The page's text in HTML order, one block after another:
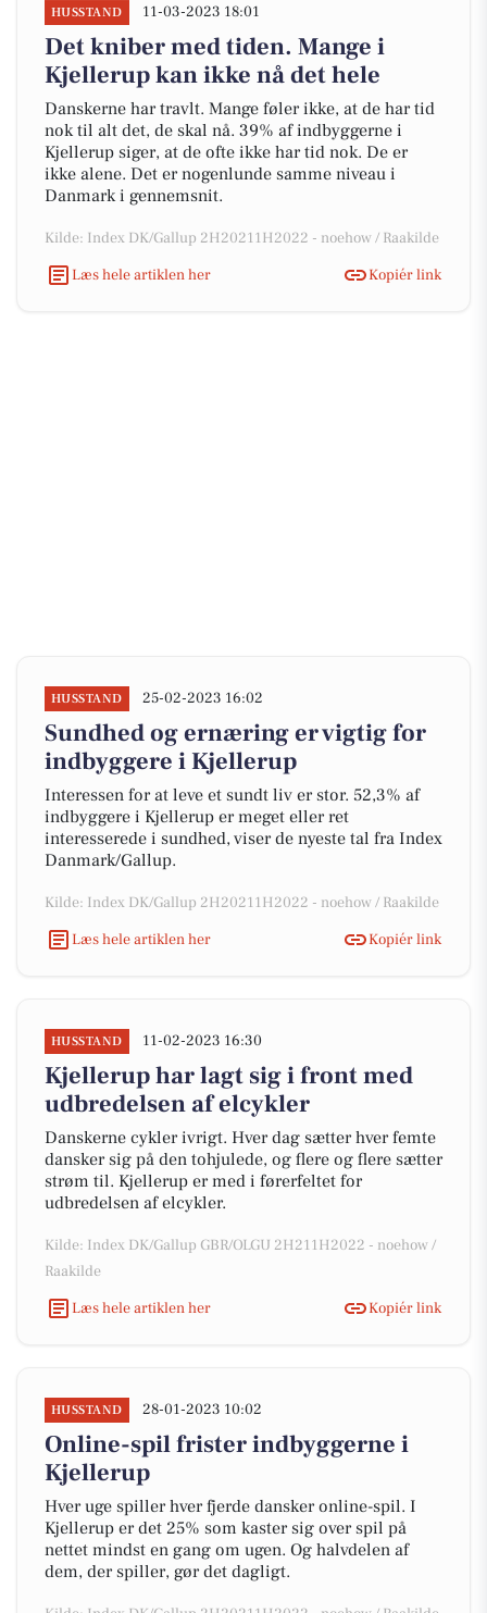
HUSSTAND 11-03-2023 18:01
Det kniber med tiden. Mange i
Kjellerup kan ikke nå det hele
Danskerne har travlt. Mange føler ikke, at de har tid
nok til alt det, de skal nå. 39% af indbyggerne i
Kjellerup siger, at de ofte ikke har tid nok. De er
ikke alene. Det er nogenlunde samme niveau i
Danmark i gennemsnit.
Kilde: Index DK/Gallup 2H20211H2022 - noehow / Raakilde
Læs hele artiklen her
Kopiér link
HUSSTAND 25-02-2023 16:02
Sundhed og ernæring er vigtig for
indbyggere i Kjellerup
Interessen for at leve et sundt liv er stor. 52,3% af
indbyggere i Kjellerup er meget eller ret
interesserede i sundhed, viser de nyeste tal fra Index
Danmark/Gallup.
Kilde: Index DK/Gallup 2H20211H2022 - noehow / Raakilde
Læs hele artiklen her
Kopiér link
HUSSTAND 11-02-2023 16:30
Kjellerup har lagt sig i front med
udbredelsen af elcykler
Danskerne cykler ivrigt. Hver dag sætter hver femte
dansker sig på den tohjulede, og flere og flere sætter
strøm til. Kjellerup er med i førerfeltet for
udbredelsen af elcykler.
Kilde: Index DK/Gallup GBR/OLGU 2H211H2022 - noehow /
Raakilde
Læs hele artiklen her
Kopiér link
HUSSTAND 28-01-2023 10:02
Online-spil frister indbyggerne i
Kjellerup
Hver uge spiller hver fjerde dansker online-spil. I
Kjellerup er det 25% som kaster sig over spil på
nettet mindst en gang om ugen. Og halvdelen af
dem, der spiller, gør det dagligt.